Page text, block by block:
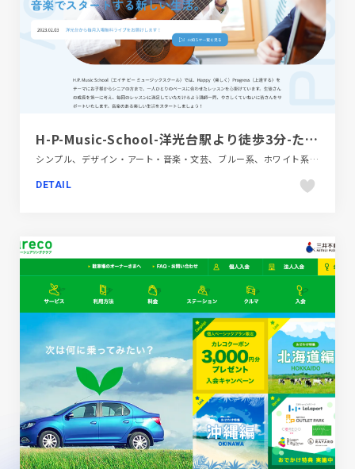
H-P-Music-School-洋光台駅より徒歩3分-たのしく学べる音楽教室
シンプル、デザイン・アート・音楽・文芸、ブルー系、ホワイト系、ポップ、施設・店舗サイト
DETAIL